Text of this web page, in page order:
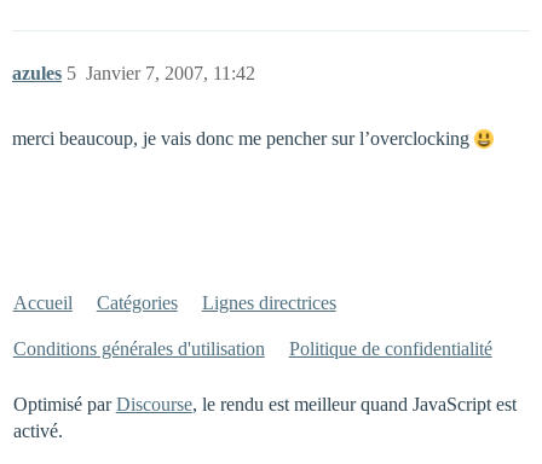
azules Janvier 7, 2007, 11:42
5
merci beaucoup, je vais donc me pencher sur l’overclocking
Accueil Catégories Lignes directrices
Conditions générales d'utilisation Politique de confidentialité
Optimisé parDiscourse, le rendu est meilleur quand JavaScript est
activé.